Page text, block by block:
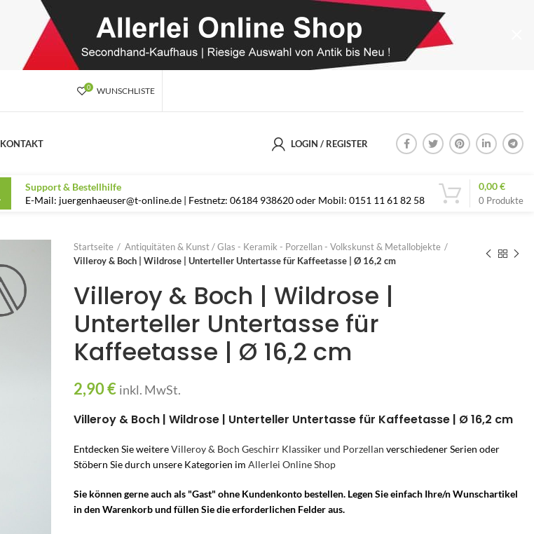
0 WUNSCHLISTE
KONTAKT LOGIN / REGISTER
Support & Bestellhilfe
E-Mail: juergenhaeuser@t-online.de | Festnetz: 06184 938620 oder Mobil: 0151 11 61 82 58
0 Produkte
0,00€
Startseite
Antiquitäten & Kunst / Glas - Keramik - Porzellan - Volkskunst & Metallobjekte
Villeroy & Boch | Wildrose | Unterteller Untertasse für Kaffeetasse | Ø 16,2 cm
Villeroy & Boch | Wildrose |
Unterteller Untertasse für
Kaffeetasse | Ø 16,2 cm
2,90€ inkl. MwSt.
Villeroy & Boch | Wildrose | Unterteller Untertasse für Kaffeetasse | Ø 16,2 cm
Entdecken Sie weitereVilleroy & Boch Geschirr Klassiker und Porzellan verschiedener Serien oder
Stöbern Sie durch unsere Kategorien im Allerlei Online Shop
Sie können gerne auch als "Gast" ohne Kundenkonto bestellen. Legen Sie einfach Ihre/n Wunschartikel
in den Warenkorb und füllen Sie die erforderlichen Felder aus.